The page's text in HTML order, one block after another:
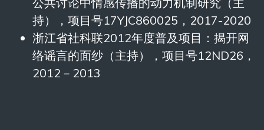
持），项目号17YJC860025，2017-2020
浙江省社科联2012年度普及项目：揭开网
络谣言的面纱（主持），项目号12ND26，
2012－2013